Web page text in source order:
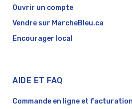
Ouvrir un compte
Vendre sur MarcheBleu.ca
Encourager local
AIDE ET FAQ
Commande en ligne et facturation